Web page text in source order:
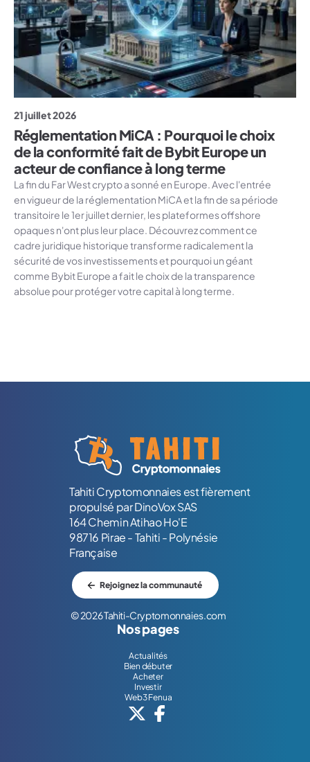
21 juillet 2026
Réglementation MiCA : Pourquoi le choix
de la conformité fait de Bybit Europe un
acteur de confiance à long terme
La fin du Far West crypto a sonné en Europe. Avec l'entrée
en vigueur de la réglementation MiCA et la fin de sa période
transitoire le 1er juillet dernier, les plateformes offshore
opaques n'ont plus leur place. Découvrez comment ce
cadre juridique historique transforme radicalement la
sécurité de vos investissements et pourquoi un géant
comme Bybit Europe a fait le choix de la transparence
absolue pour protéger votre capital à long terme.
Tahiti Cryptomonnaies est fièrement
propulsé par DinoVox SAS
164 Chemin Atihao Ho'E
98716 Pirae - Tahiti - Polynésie
Française
Rejoignez la communauté
© 2026 Tahiti-Cryptomonnaies.com
Nos pages
Actualités
Bien débuter
Acheter
Investir
Web3 Fenua